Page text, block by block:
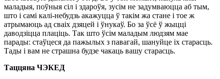
маладыя, поўныя сіл і здароўя, зусім не задумваюцца аб тым,
што і самі калі-небудзь акажуцца ў такім жа стане і тое ж
атрымаюць ад сваіх дзяцей і ўнукаў. Бо за ўсё ў жыцці
даводзіцца плаціць. Так што ўсім маладым людзям мае
парады: стаўцеся да пажылых з павагай, шануйце іх старасць.
Тады і вам не страшна будзе чакаць вашу старасць.
Таццяна ЧЭКЕД